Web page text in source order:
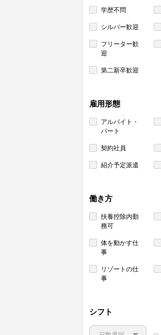
学歴不問
シルバー歓迎
フリーター歓
迎
第二新卒歓迎
雇用形態
アルバイト・
パート
契約社員
紹介予定派遣
働き方
扶養控除内勤
務可
体を動かす仕
事
リゾートの仕
事
シフト